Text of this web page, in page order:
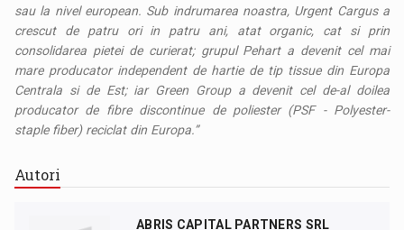
sau la nivel european. Sub indrumarea noastra, Urgent Cargus a
crescut de patru ori in patru ani, atat organic, cat si prin
consolidarea pietei de curierat; grupul Pehart a devenit cel mai
mare producator independent de hartie de tip tissue din Europa
Centrala si de Est; iar Green Group a devenit cel de-al doilea
producator de fibre discontinue de poliester (PSF - Polyester-
staple fiber) reciclat din Europa.”
Autori
ABRIS CAPITAL PARTNERS SRL